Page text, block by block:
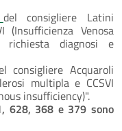
del consigliere Latini
(Insufficienza Venosa
richiesta diagnosi e
consigliere Acquaroli
multipla e CCSVI
insufficiency)".
628, 368 e 379 sono